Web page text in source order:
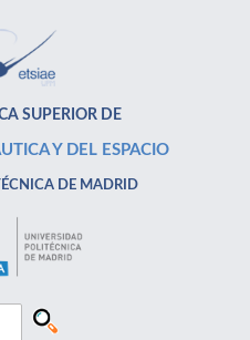
SUPERIOR DE
Y DEL ESPACIO
DE MADRID